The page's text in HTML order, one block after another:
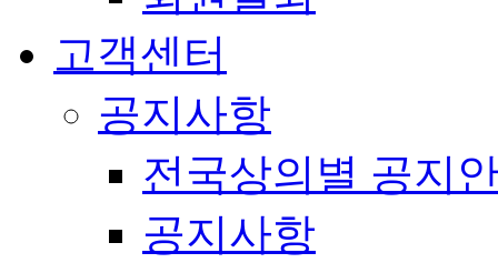
고객센터
공지사항
전국상의별 공지
공지사항